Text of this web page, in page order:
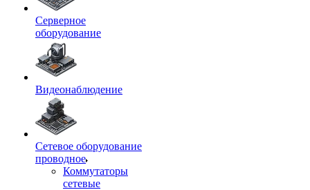
Серверное
оборудование
Видеонаблюдение
Сетевое оборудование
проводное
Коммутаторы
сетевые